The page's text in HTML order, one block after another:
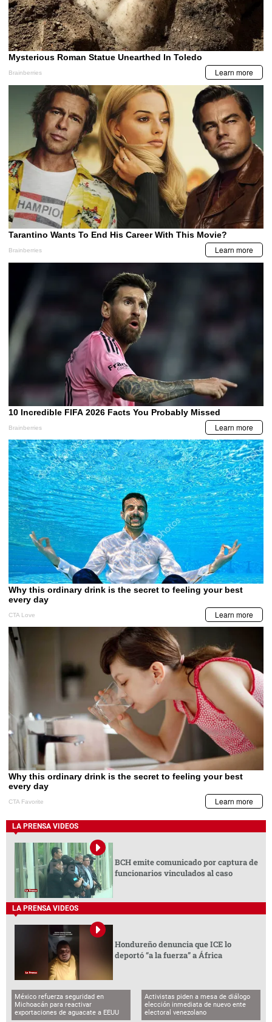
LA PRENSA VIDEOS
BCH emite comunicado por captura de
funcionarios vinculados al caso
LA PRENSA VIDEOS
Hondureño denuncia que ICE lo
deportó “a la fuerza” a África
México refuerza seguridad en
Michoacán para reactivar
exportaciones de aguacate a EEUU
Activistas piden a mesa de diálogo
elección inmediata de nuevo ente
electoral venezolano